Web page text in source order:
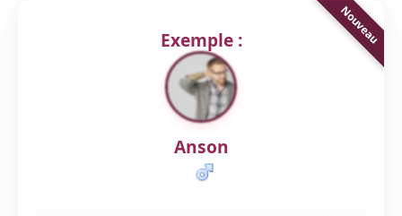
Exemple :
Anson